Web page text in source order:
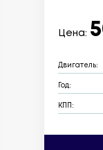
Цена:
Двигатель:
Год:
КПП: